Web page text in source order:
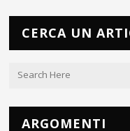
CERCA UN
ARGOMENTI